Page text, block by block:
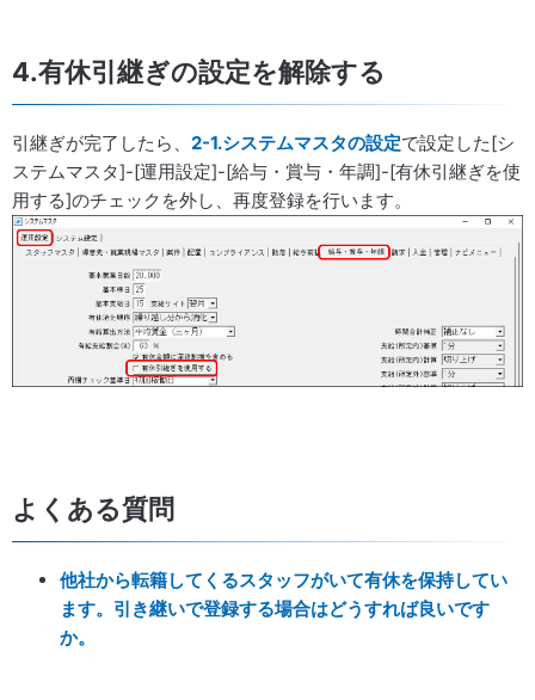
4.有休引継ぎの設定を解除する
引継ぎが完了したら、 2-1.システムマスタの設定で設定した[シ
ステムマスタ]-[運用設定]-[給与・賞与・年調]-[有休引継ぎを使
用する]のチェックを外し、再度登録を行います。
よくある質問
他社から転籍してくるスタッフがいて有休を保持してい
ます。引き継いで登録する場合はどうすれば良いです
か。